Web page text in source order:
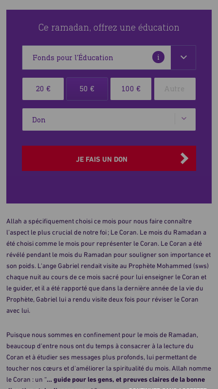
Ce ramadan, offrez une éducation
Plus
d'informations
i
jeunes privés d’école
Sans école, les dangers se multiplient
votre
ainsi
votre
20 € 50 € 100 €
JE FAIS UN DON
Allah a spécifiquement choisi ce mois pour nous faire connaître
l’aspect le plus crucial de notre foi ; Le Coran. Le mois du Ramadan a
été choisi comme le mois pour représenter le Coran. Le Coran a été
révélé pendant le mois du Ramadan pour souligner son importance et
son poids. L'ange Gabriel rendait visite au Prophète Mohammed (sws)
chaque nuit au cours de ce mois sacré pour lui enseigner le Coran et
le guider, et il a été rapporté que dans la dernière année de la vie du
Prophète, Gabriel lui a rendu visite deux fois pour réviser le Coran
avec lui.
Puisque nous sommes en confinement pour le mois de Ramadan,
beaucoup d'entre nous ont du temps à consacrer à la lecture du
Coran et à étudier ses messages plus profonds, lui permettant de
toucher nos cœurs et d'améliorer la spiritualité du mois. Allah nomme
le Coran : un “… guide pour les gens, et preuves claires de la bonne